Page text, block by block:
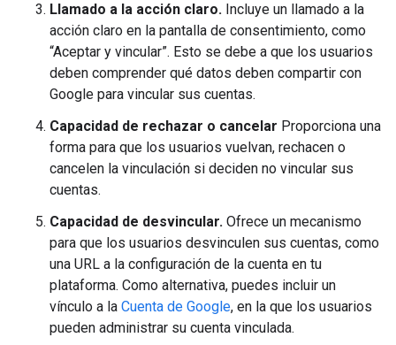
Llamado a la acción claro. Incluye un llamado a la
acción claro en la pantalla de consentimiento, como
“Aceptar y vincular”. Esto se debe a que los usuarios
deben comprender qué datos deben compartir con
Google para vincular sus cuentas.
Capacidad de rechazar o cancelar Proporciona una
forma para que los usuarios vuelvan, rechacen o
cancelen la vinculación si deciden no vincular sus
cuentas.
Capacidad de desvincular. Ofrece un mecanismo
para que los usuarios desvinculen sus cuentas, como
una URL a la configuración de la cuenta en tu
plataforma. Como alternativa, puedes incluir un
vínculo a la Cuenta de Google, en la que los usuarios
pueden administrar su cuenta vinculada.